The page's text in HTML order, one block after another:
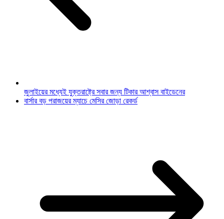
জুলাইয়ের মধ্যেই যুক্তরাষ্ট্রে সবার জন্য টিকার আশ্বাস বাইডেনের
বার্সার বড় পরাজয়ের ম্যাচে মেসির জোড়া রেকর্ড